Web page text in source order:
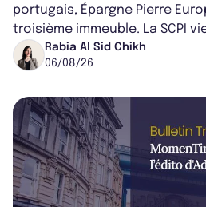
portugais, Épargne Pierre
troisième immeuble. La SCPI
dans le centre du pays, un
Rabia Al Sid Chikh
06/08/26